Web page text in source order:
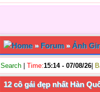
Home» Forum»Ảnh
Search Time:15:14 - 07/08/26
12 cô gái đẹp nhất Hàn